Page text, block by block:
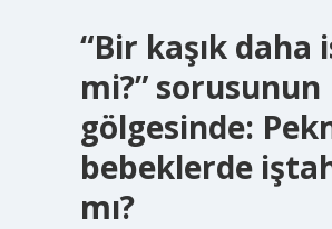
“Bir kaşık daha
mi?” sorusunun
gölgesinde:
bebeklerde
mı?